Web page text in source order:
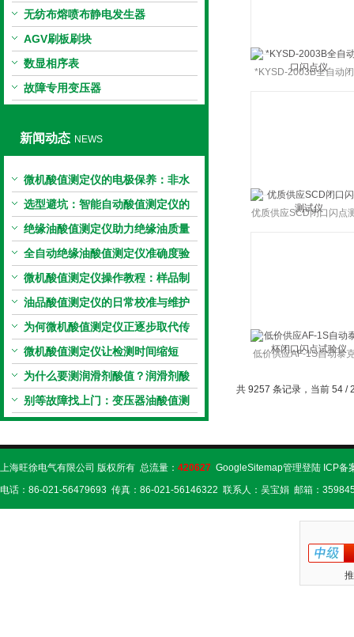
无纺布熔喷布静电发生器
AGV刷板刷块
数显相序表
故障专用变压器
新闻动态 NEWS
微机酸值测定仪的电极保养：非水
电极的清洗与活化方法
选型避坑：智能自动酸值测定仪的
加热功率与萃取时间关系
绝缘油酸值测定仪助力绝缘油质量
把控，降低设备故障
全自动绝缘油酸值测定仪准确度验
证：标准物质标定步骤
微机酸值测定仪操作教程：样品制
备、参数设置与结果解读
油品酸值测定仪的日常校准与维护
流程
为何微机酸值测定仪正逐步取代传
统手动滴定法？
微机酸值测定仪让检测时间缩短
50%
为什么要测润滑剂酸值？润滑剂酸
值测定法告诉你答案
别等故障找上门：变压器油酸值测
试仪的预警功能
*KYSD-2003B全自动
优质供应SCD闭口闪点
低价供应AF-1S自动泰
共 9257 条记录，当前 54 /
上海旺徐电气有限公司 版权所有 总流量： 420627 GoogleSitemap管理登陆 ICP备
电话：86-021-56479693 传真：86-021-56146322 联系人：吴宝娟 邮箱：